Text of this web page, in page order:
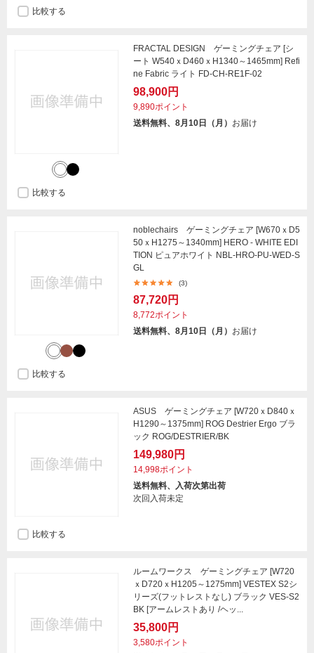
比較する
FRACTAL DESIGN ゲーミングチェア [シ
ート W540ｘD460ｘH1340～1465mm] Refi
ne Fabric ライト FD-CH-RE1F-02
98,900円
9,890ポイント
送料無料、8月10日（月） お届け
比較する
noblechairs ゲーミングチェア [W670ｘD5
50ｘH1275～1340mm] HERO - WHITE EDI
TION ピュアホワイト NBL-HRO-PU-WED-S
GL
(3)
87,720円
8,772ポイント
送料無料、8月10日（月） お届け
比較する
ASUS ゲーミングチェア [W720ｘD840ｘ
H1290～1375mm] ROG Destrier Ergo ブラ
ック ROG/DESTRIER/BK
149,980円
14,998ポイント
送料無料、入荷次第出荷
次回入荷未定
比較する
ルームワークス ゲーミングチェア [W720
ｘD720ｘH1205～1275mm] VESTEX S2シ
リーズ(フットレストなし) ブラック VES-S2
BK [アームレストあり /ヘッ...
35,800円
3,580ポイント